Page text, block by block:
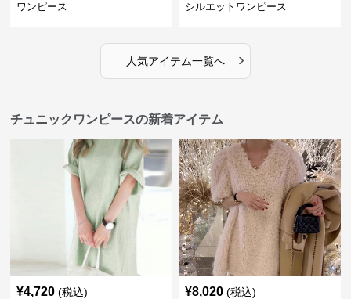
ワンピース
シルエットワンピース
人気アイテム一覧へ ›
チュニックワンピースの新着アイテム
¥4,720 (税込) ¥8,020 (税込)